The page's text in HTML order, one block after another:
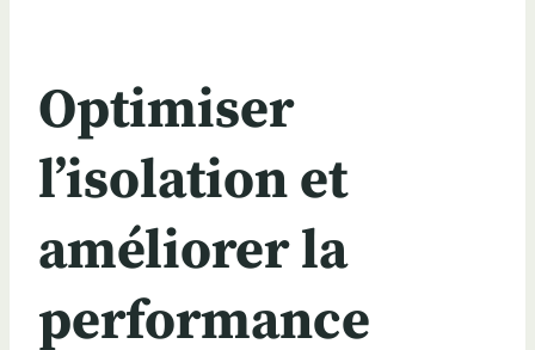
Optimiser
l’isolation et
améliorer la
performance